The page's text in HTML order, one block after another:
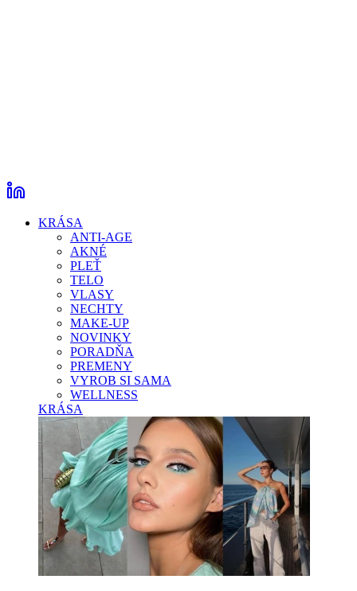
KRÁSA
ANTI-AGE
AKNÉ
PLEŤ
TELO
VLASY
NECHTY
MAKE-UP
NOVINKY
PORADŇA
PREMENY
VYROB SI SAMA
WELLNESS
KRÁSA